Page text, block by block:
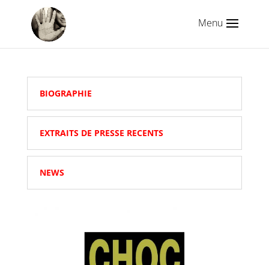
BIOGRAPHIE
EXTRAITS DE PRESSE RECENTS
NEWS